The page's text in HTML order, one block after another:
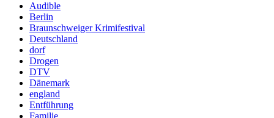
Audible
Berlin
Braunschweiger Krimifestival
Deutschland
dorf
Drogen
DTV
Dänemark
england
Entführung